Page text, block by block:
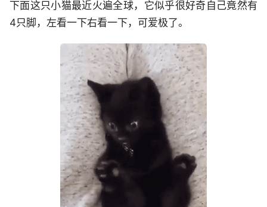
下面这只小猫最近火遍全球，它似乎很好奇自己竟然有
4只脚，左看一下右看一下，可爱极了。